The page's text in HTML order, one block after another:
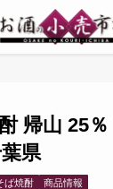
帰山 25
県
ば焼酎 商品情報